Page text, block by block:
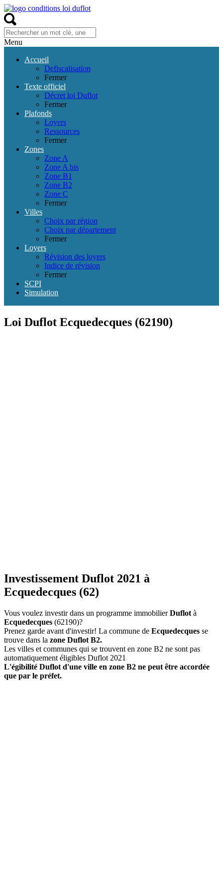
Menu
Accueil
Defiscalisation
Fermer
Texte officiel
Décret loi Duflot
Fermer
Plafonds
Loyers
Ressources
Fermer
Zones
Zone A
Zone A bis
Zone B1
Zone B2
Zone C
Fermer
Villes
Choix par région
Choix par département
Fermer
Loyers
Révision des loyers
Indice de révision
Fermer
SCPI
Simulation
Loi Duflot Ecquedecques (62190)
Investissement Duflot 2021 à
Ecquedecques (62)
Vous voulez investir dans un programme immobilierDuflot à
Ecquedecques (62190)?
Prenez garde avant d'investir! La commune de Ecquedecques se
trouve dans la zone Duflot B2.
Les villes et communes qui se trouvent en zone B2 ne sont pas
automatiquement éligibles Duflot 2021
L'égibilité Duflot d'une ville en zone B2 ne peut être accordée
que par le préfet.